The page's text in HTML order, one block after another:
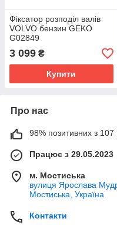
Фіксатор розподіл валів
VOLVO бензин GEKO
G02849
3 099 ₴
Купити
Про нас
98% позитивних з 107
Працює з 29.05.2023
м. Мостиська
вулиця Ярослава
Мостиська, Україна
Контакти